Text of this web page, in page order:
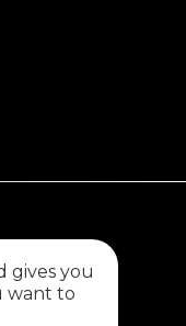
gives you
want to